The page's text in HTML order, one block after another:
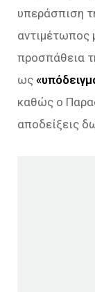
υπεράσπιση
αντιμέτωπος
προσπάθεια
ως
καθώς ο
αποδείξεις